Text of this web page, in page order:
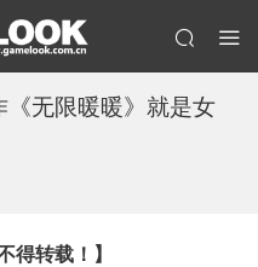
无限暖暖》就是女
得转载！】